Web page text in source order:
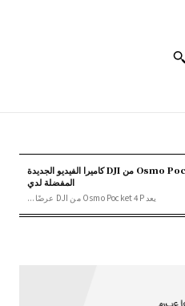
العدسة الثانية تجعل Osmo Pocket 4P من DJI كاميرا الفيديو الجديدة
المفضلة لدي
يعد Osmo Pocket 4P من DJI عرضًا...